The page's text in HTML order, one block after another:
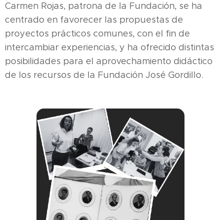
Carmen Rojas, patrona de la Fundación, se ha
centrado en favorecer las propuestas de
proyectos prácticos comunes, con el fin de
intercambiar experiencias, y ha ofrecido distintas
posibilidades para el aprovechamiento didáctico
de los recursos de la Fundación José Gordillo.